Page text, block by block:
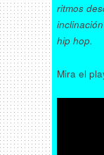
ritmos
hip hop.
Mira el